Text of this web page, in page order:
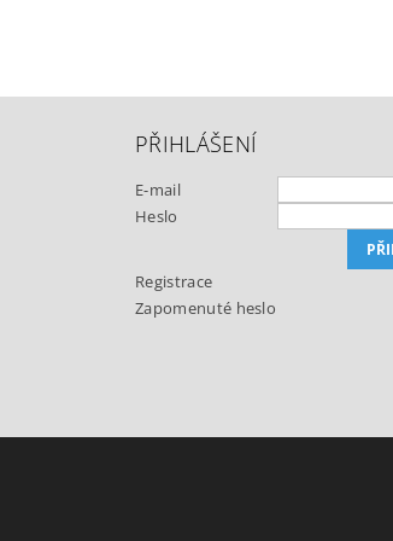
PŘIHLÁŠENÍ
E-mail
Heslo
Registrace
Zapomenuté heslo